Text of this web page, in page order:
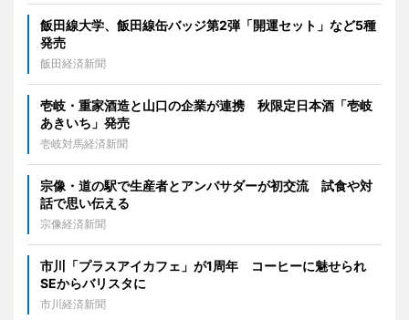
飯田線大学、飯田線缶バッジ第2弾「開運セット」など5種
発売
飯田経済新聞
壱岐・重家酒造と山口の企業が連携 秋限定日本酒「壱岐
あきいち」発売
壱岐対馬経済新聞
宗像・道の駅で生産者とアンバサダーが初交流 試食や対
話で思い伝える
宗像経済新聞
市川「プラスアイカフェ」が1周年 コーヒーに魅せられ
SEからバリスタに
市川経済新聞